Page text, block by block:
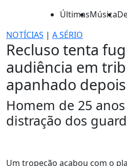
ÚltimasMúsica
NOTÍCIAS | A SÉRIO
Recluso tenta
audiência em
apanhado
Homem de 25
distração dos
Um tropeção acabou com o